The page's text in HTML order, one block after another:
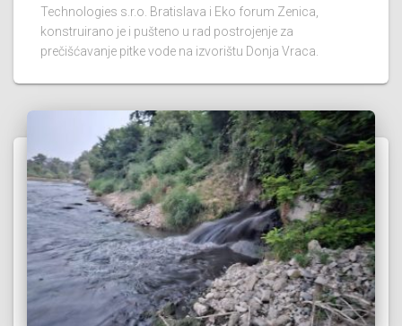
Technologies s.r.o. Bratislava i Eko forum Zenica,
konstruirano je i pušteno u rad postrojenje za
prečišćavanje pitke vode na izvorištu Donja Vraca.